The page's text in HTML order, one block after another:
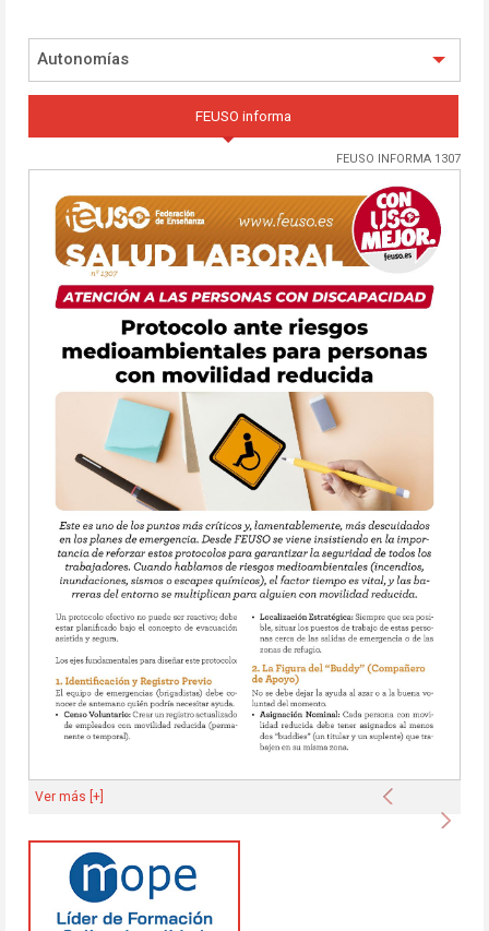
Autonomías
FEUSO informa
FEUSO INFORMA 1307
Anterior
Ver más [+]